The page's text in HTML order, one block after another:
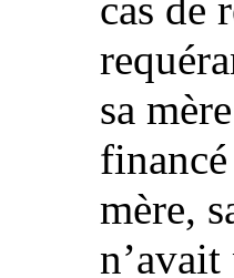
cas de
sa
mère,